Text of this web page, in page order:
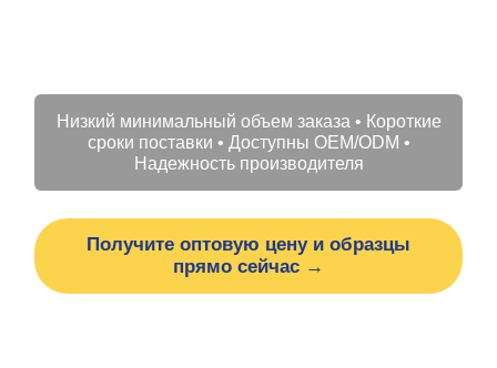
Низкий минимальный объем заказа • Короткие
сроки поставки • Доступны OEM/ODM •
Надежность производителя
Получите оптовую цену и образцы
прямо сейчас →